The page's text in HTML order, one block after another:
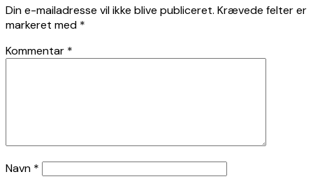
Din e-mailadresse vil ikke blive publiceret. Krævede felter er
markeret med *
Kommentar *
Navn *